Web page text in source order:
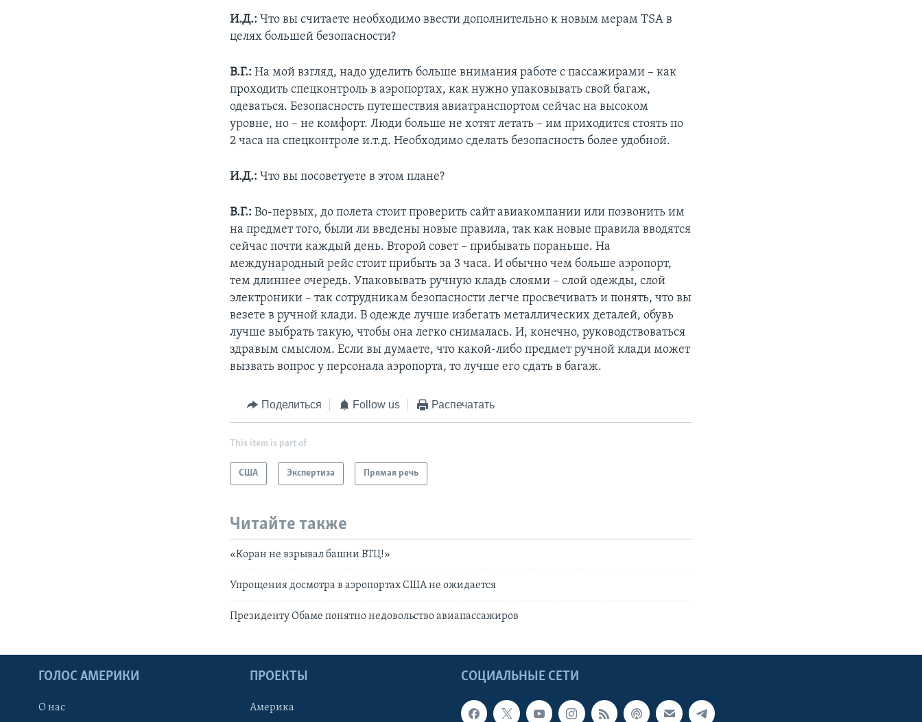
И.Д.: Что вы считаете необходимо ввести дополнительно к новым мерам TSA в
целях большей безопасности?
В.Г.: На мой взгляд, надо уделить больше внимания работе с пассажирами – как
проходить спецконтроль в аэропортах, как нужно упаковывать свой багаж,
одеваться. Безопасность путешествия авиатранспортом сейчас на высоком
уровне, но – не комфорт. Люди больше не хотят летать – им приходится стоять по
2 часа на спецконтроле и.т.д. Необходимо сделать безопасность более удобной.
И.Д.: Что вы посоветуете в этом плане?
В.Г.: Во-первых, до полета стоит проверить сайт авиакомпании или позвонить им
на предмет того, были ли введены новые правила, так как новые правила вводятся
сейчас почти каждый день. Второй совет – прибывать пораньше. На
международный рейс стоит прибыть за 3 часа. И обычно чем больше аэропорт,
тем длиннее очередь. Упаковывать ручную кладь слоями – слой одежды, слой
электроники – так сотрудникам безопасности легче просвечивать и понять, что вы
везете в ручной клади. В одежде лучше избегать металлических деталей, обувь
лучше выбрать такую, чтобы она легко снималась. И, конечно, руководствоваться
здравым смыслом. Если вы думаете, что какой-либо предмет ручной клади может
вызвать вопрос у персонала аэропорта, то лучше его сдать в багаж.
Поделиться Follow us Распечатать
This item is part of
США Экспертиза Прямая речь
Читайте также
«Коран не взрывал башни ВТЦ!»
Упрощения досмотра в аэропортах США не ожидается
Президенту Обаме понятно недовольство авиапассажиров
СОЦИАЛЬНЫЕ СЕТИ
ГОЛОС АМЕРИКИ
О нас
ПРОЕКТЫ
Америка